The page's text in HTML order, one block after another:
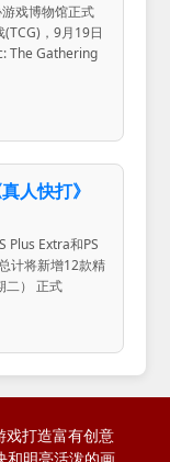
戏博物馆正式
，9月19日
The Gathering
人快打》
Plus Extra和PS
计将新增12款精
二） 正式
戏打造富有创意